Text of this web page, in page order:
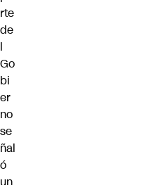
rte
de
l
Go
bi
er
no
se
ñal
ó
un